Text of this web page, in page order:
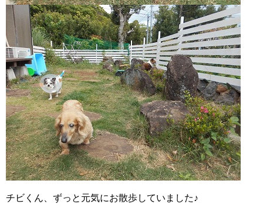
チビくん、ずっと元気にお散歩していました♪